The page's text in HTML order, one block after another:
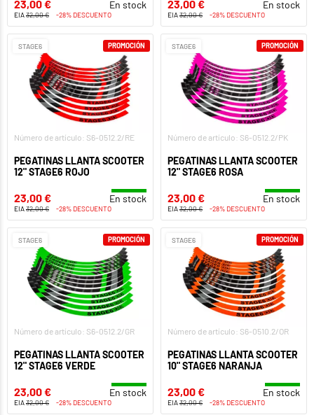
23,00 € En stock
EIA32,00 € -28% DESCUENTO
23,00 € En stock
EIA32,00 € -28% DESCUENTO
STAGE6
Número de artículo: S6-0512.2/RE
PEGATINAS LLANTA SCOOTER
12" STAGE6 ROJO
23,00 € En stock
EIA32,00 € -28% DESCUENTO
PROMOCIÓN STAGE6
Número de artículo: S6-0512.2/PK
PEGATINAS LLANTA SCOOTER
12" STAGE6 ROSA
23,00 € En stock
EIA32,00 € -28% DESCUENTO
PROMOCIÓN
STAGE6
Número de artículo: S6-0512.2/GR
PEGATINAS LLANTA SCOOTER
12" STAGE6 VERDE
23,00 € En stock
EIA32,00 € -28% DESCUENTO
PROMOCIÓN STAGE6
Número de artículo: S6-0510.2/OR
PEGATINAS LLANTA SCOOTER
10" STAGE6 NARANJA
23,00 € En stock
EIA32,00 € -28% DESCUENTO
PROMOCIÓN